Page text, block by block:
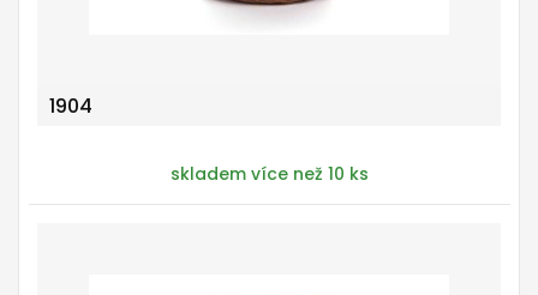
1904
skladem více než 10 ks